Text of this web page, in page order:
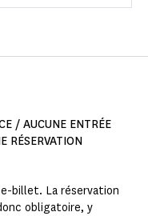
/ AUCUNE ENTRÉE
RÉSERVATION
billet. La réservation
obligatoire, y